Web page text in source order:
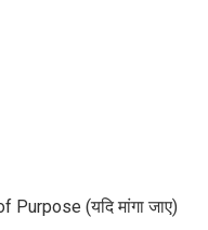
Purpose (यदि मांगा जाए)